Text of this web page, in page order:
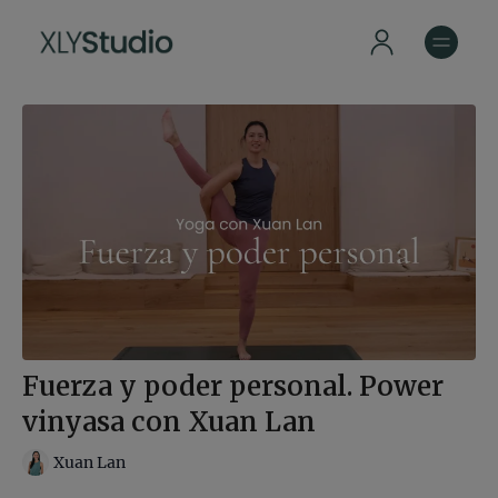
Fuerza y poder personal. Power
vinyasa con Xuan Lan
Xuan Lan